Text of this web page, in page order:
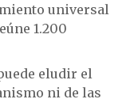
universal
1.200
eludir el
ni de las